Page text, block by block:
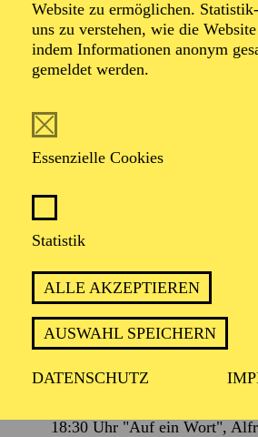
Website zu ermöglichen.
uns zu verstehen, wie die
indem Informationen anonym
gemeldet werden.
Essenzielle Cookies
Statistik
ALLE AKZEPTIEREN
AUSWAHL SPEICHERN
DATENSCHUTZ
Werke von Antonio Vivaldi, Carl
Bach, Charles Avison,
Samstag 16. Januar
2 Stunden, inkl.
18:30 Uhr "Auf ein Wort",